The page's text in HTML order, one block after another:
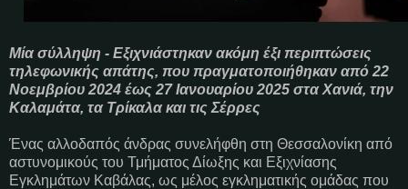
Μία σύλληψη - Εξιχνιάστηκαν ακόμη έξι περιπτώσεις
τηλεφωνικής απάτης, που πραγματοποιήθηκαν από 22
Νοεμβρίου 2024 έως 27 Ιανουαρίου 2025 στα Χανιά, την
Καλαμάτα, τα Τρίκαλα και τις Σέρρες
Ένας αλλοδαπός άνδρας συνελήφθη στη Θεσσαλονίκη από
αστυνομικούς του Τμήματος Δίωξης και Εξιχνίασης
Εγκλημάτων Καβάλας, ως μέλος εγκληματικής ομάδας που